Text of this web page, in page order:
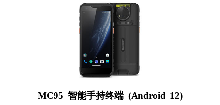
MC95 智能手持终端 (Android 12)